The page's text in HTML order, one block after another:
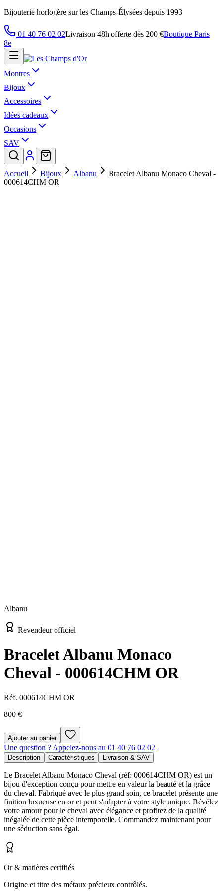
Bijouterie horlogère sur les Champs-Élysées depuis 1993
01 40 76 02 02Livraison 48h offerte dès 200 €Boutique Paris
8e
Montres
Bijoux
Accessoires
Idées cadeaux
Occasions
SAV
Accueil Bijoux Albanu
Bracelet Albanu Monaco Cheval -
000614CHM OR
Albanu
Revendeur officiel
Bracelet Albanu Monaco
Cheval - 000614CHM OR
Réf. 000614CHM OR
800 €
Ajouter au panier
Une question ? Appelez-nous au 01 40 76 02 02
Description Caractéristiques Livraison & SAV
Le Bracelet Albanu Monaco Cheval (réf: 000614CHM OR) est un
bijou d'exception conçu pour mettre en valeur la beauté et la grâce
du cheval. Fabriqué avec le plus grand soin, ce bracelet présente une
finition luxueuse en or et peut s'adapter à votre style unique. Révélez
votre amour pour le cheval avec élégance et profitez de la qualité
inégalée de cette pièce intemporelle. Commandez maintenant pour
une séduction sans égal.
Or & matières certifiés
Origine et titre des métaux précieux contrôlés.